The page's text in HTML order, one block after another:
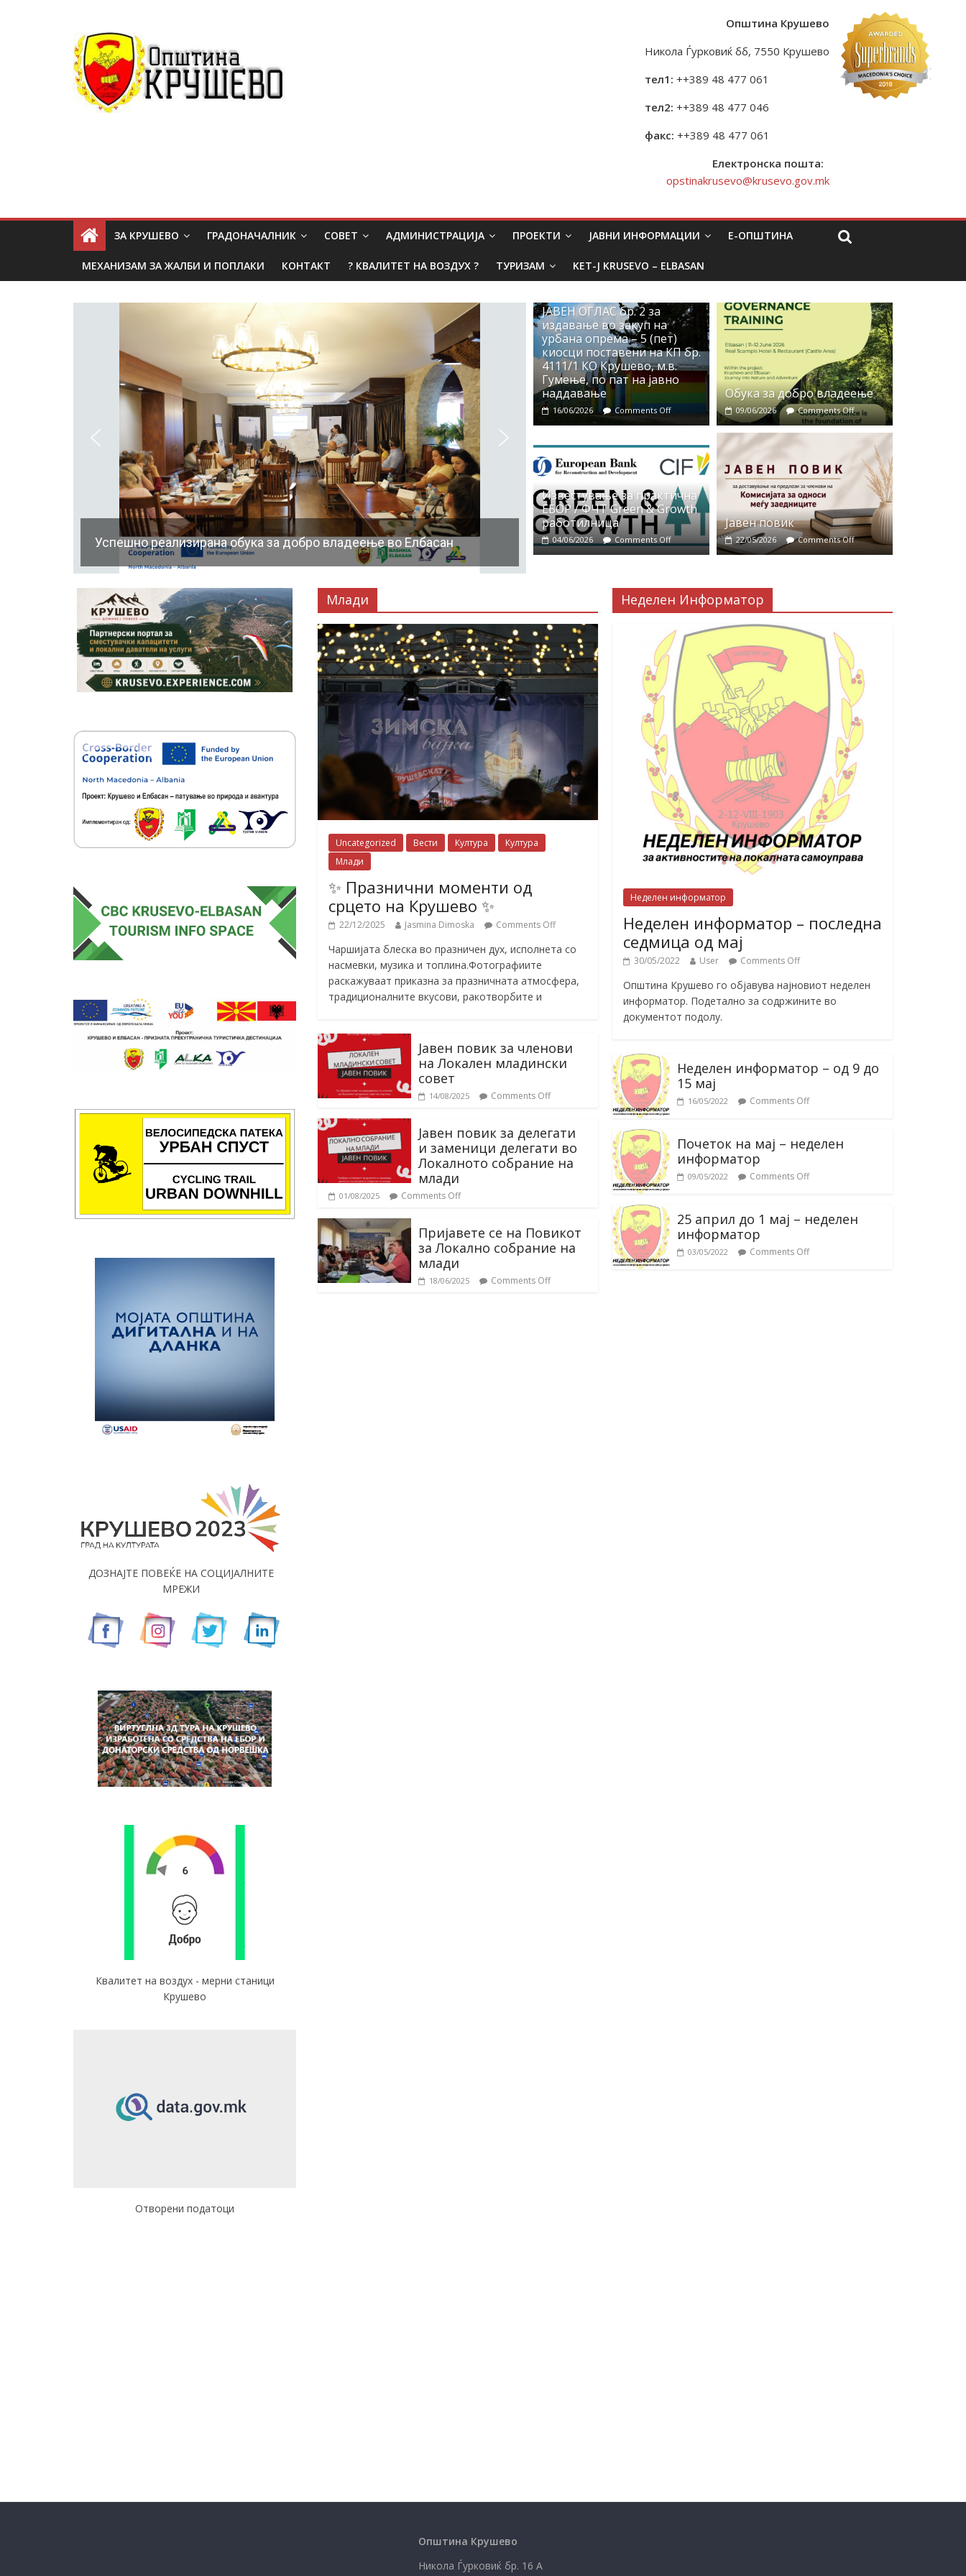
Општина Крушево
Никола Ѓурковиќ бб, 7550 Крушево
тел1: ++389 48 477 061
тел2: ++389 48 477 046
факс: ++389 48 477 061
Електронска пошта:
opstinakrusevo@krusevo.gov.mk
ЗА КРУШЕВО ГРАДОНАЧАЛНИК СОВЕТ АДМИНИСТРАЦИЈА ПРОЕКТИ ЈАВНИ ИНФОРМАЦИИ Е-ОПШТИНА
МЕХАНИЗАМ ЗА ЖАЛБИ И ПОПЛАКИ КОНТАКТ ? КВАЛИТЕТ НА ВОЗДУХ ? ТУРИЗАМ KET-J KRUSEVO – ELBASAN
Успешно реализирана обука за добро владеење во Елбасан
ЈАВЕН ОГЛАС бр. 2 за
издавање во закуп на
урбана опрема – 5 (пет)
киосци поставени на КП бр.
4111/1 КО Крушево, м.в.
Гумење, по пат на јавно
наддавање
16/06/2026 Comments Off
Обука за добро владеење
09/06/2026 Comments Off
Известување за практична
ЕБОР / ФЧТ Green & Growth
работилница
04/06/2026 Comments Off
Јавен повик
22/05/2026 Comments Off
Млади
Uncategorized Вести Култура
Култура
Млади
✨ Празнични моменти од
срцето на Крушево ✨
22/12/2025 Jasmina Dimoska Comments Off
Чаршијата блеска во празничен дух, исполнета со
насмевки, музика и топлина.Фотографиите
раскажуваат приказна за празничната атмосфера,
традиционалните вкусови, ракотворбите и
Јавен повик за членови
на Локален младински
совет
14/08/2025 Comments Off
Јавен повик за делегати
и заменици делегати во
Локалното собрание на
млади
01/08/2025 Comments Off
Пријавете се на Повикот
за Локално собрание на
млади
18/06/2025 Comments Off
Неделен Информатор
Неделен информатор
Неделен информатор – последна
седмица од мај
30/05/2022 User Comments Off
Општина Крушево го објавува најновиот неделен
информатор. Подетално за содржините во
документот подолу.
Неделен информатор – од 9 до
15 мај
16/05/2022 Comments Off
Почеток на мај – неделен
информатор
09/05/2022 Comments Off
25 април до 1 мај – неделен
информатор
03/05/2022 Comments Off
ДОЗНАЈТЕ ПОВЕЌЕ НА СОЦИЈАЛНИТЕ
МРЕЖИ
Квалитет на воздух - мерни станици
Крушево
Отворени податоци
Општина Крушево
Никола Ѓурковиќ бр. 16 А